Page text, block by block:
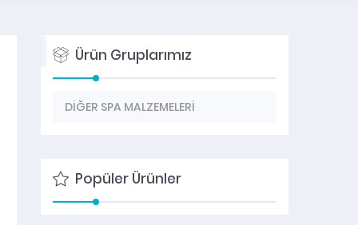
Ürün Gruplarımız
DİĞER SPA MALZEMELERİ
Hakkımızda
HAMAM MALZEMELERİ
Popüler Ürünler